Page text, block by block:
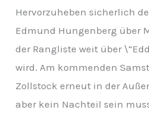
Hervorzuheben sicherlich
Edmund Hungenberg über
der Rangliste weit über
wird. Am kommenden
Zollstock erneut in der
aber kein Nachteil sein